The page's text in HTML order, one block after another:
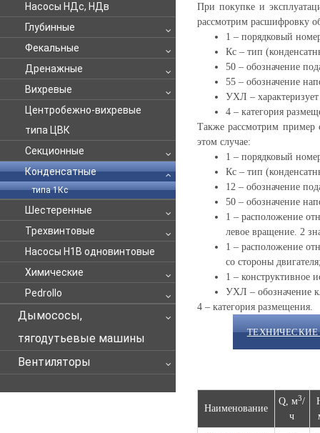
Насосы НДс, НДв
Глубинные
Фекальные
Дренажные
Вихревые
Центробежно-вихревые
типа ЦВК
Секционные
Конденсатные
типа 1Кс
Шестеренные
Трехвинтовые
Насосы Н1В одновинтовые
Химические
Pedrollo
Дымососы,
тягодутьевые машины
Вентиляторы
При покупке и
рассмотрим расшифровку
1 – порядковый
Кс – тип
50 – обозначение
55 – обозначение
УХЛ –
4 – категория
Также рассмотрим пример
этом случае:
1 – порядковый
Кс – тип
12 – обозначение
50 – обозначение
1 – расположение
левое вращение. 2
1 – расположение
со стороны
1 – конструктивное
УХЛ – обозначение
4 – категория размещения.
Наименование
Q, м3/
ч